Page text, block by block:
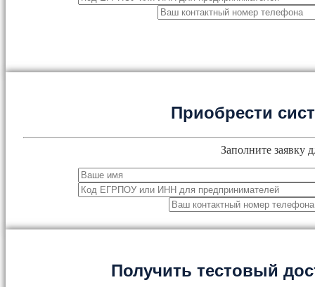
Приобрести
Заполните заявку
Получить тестовый